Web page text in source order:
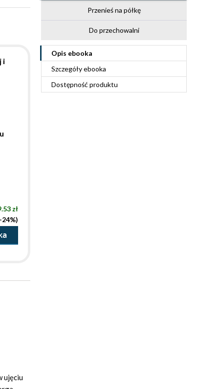
Przenieś na półkę
Do przechowalni
Opis ebooka
Szczegółyebooka
Dostępność produktu
i
zł
24%)
ujęciu